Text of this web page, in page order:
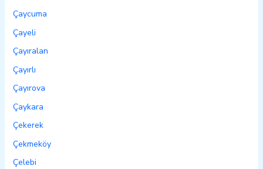
Çaycuma
Çayeli
Çayıralan
Çayırlı
Çayırova
Çaykara
Çekerek
Çekmeköy
Çelebi